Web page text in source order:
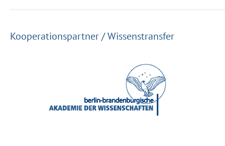
Kooperationspartner / Wissenstransfer